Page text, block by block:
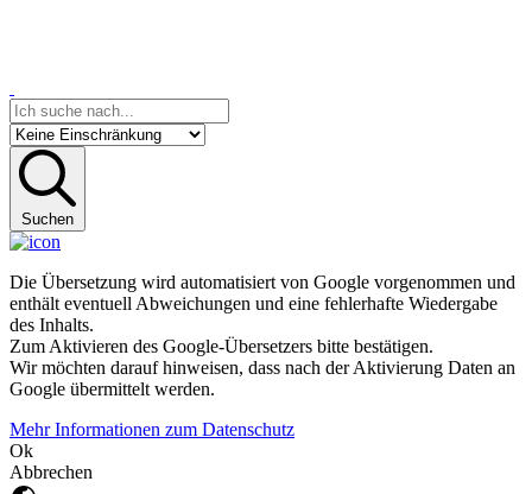
Suchen
Die Übersetzung wird automatisiert von Google vorgenommen und
enthält eventuell Abweichungen und eine fehlerhafte Wiedergabe
des Inhalts.
Zum Aktivieren des Google-Übersetzers bitte bestätigen.
Wir möchten darauf hinweisen, dass nach der Aktivierung Daten an
Google übermittelt werden.
Mehr Informationen zum Datenschutz
Ok
Abbrechen